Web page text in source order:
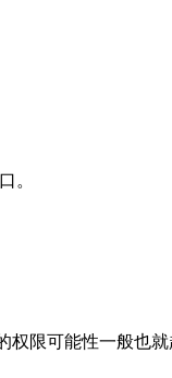
。
限可能性一般也